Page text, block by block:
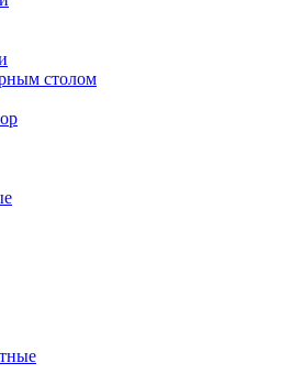
столом